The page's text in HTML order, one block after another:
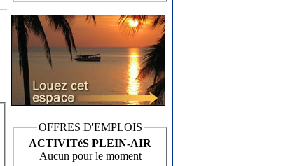
OFFRES D'EMPLOIS
ACTIVITéS PLEIN-AIR
Aucun pour le moment